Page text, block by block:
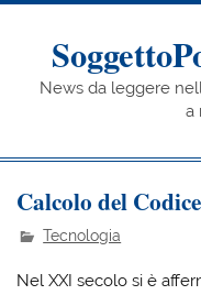
Skip
content
News da leggere
a
Calcolo del
Tecnologia
Nel XXI secolo si è